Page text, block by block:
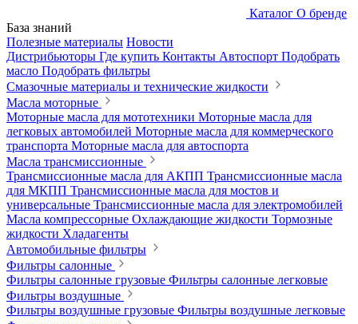
Каталог О бренде
База знаний
Полезные материалы Новости
Дистрибьюторы Где купить Контакты Автоспорт Подобрать
масло Подобрать фильтры
Смазочные материалы и технические жидкости
Масла моторные
Моторные масла для мототехники Моторные масла для
легковых автомобилей Моторные масла для коммерческого
транспорта Моторные масла для автоспорта
Масла трансмиссионные
Трансмиссионные масла для АКПП Трансмиссионные масла
для МКПП Трансмиссионные масла для мостов и
универсальные Трансмиссионные масла для электромобилей
Масла компрессорные Охлаждающие жидкости Тормозные
жидкости Хладагенты
Автомобильные фильтры
Фильтры салонные
Фильтры салонные грузовые Фильтры салонные легковые
Фильтры воздушные
Фильтры воздушные грузовые Фильтры воздушные легковые